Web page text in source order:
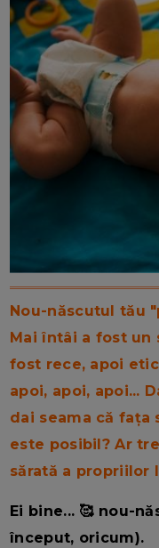
Nou-născutul tău
Mai întâi a fost un
fost rece, apoi
apoi, apoi, apoi...
dai seama că fața
este posibil? Ar
sărată a propriilor
Ei bine... 🥰 nou-
început, oricum).